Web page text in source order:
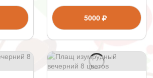
5000